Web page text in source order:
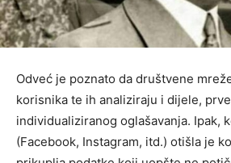
Odveć je poznato da društvene
korisnika te ih analiziraju i dijele,
individualiziranog oglašavanja. Ipak,
(Facebook, Instagram, itd.) otišla je